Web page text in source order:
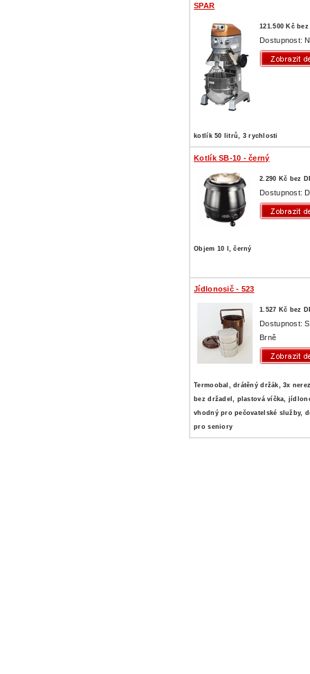
SPAR
121.500 Kč bez
Dostupnost:
kotlík 50 litrů, 3 rychlosti
Kotlík SB-10 - černý
2.290 Kč bez
Dostupnost:
Objem 10 l, černý
Jídlonosič - 523
1.527 Kč bez
Dostupnost:
Brně
Termoobal, drátěný držák, 3x
bez držadel, plastová víčka,
vhodný pro pečovatelské služby,
pro seniory